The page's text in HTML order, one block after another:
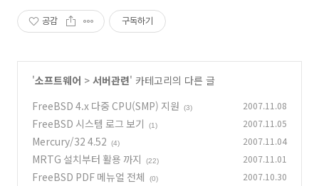
공감 구독하기
'소프트웨어 > 서버관련' 카테고리의 다른 글
FreeBSD 4.x 다중 CPU(SMP) 지원
(3) 2007.11.08
FreeBSD 시스템 로그 보기 (1) 2007.11.05
Mercury/32 4.52 (4) 2007.11.04
MRTG 설치부터 활용 까지 (22) 2007.11.01
FreeBSD PDF 메뉴얼 전체 (0) 2007.10.30